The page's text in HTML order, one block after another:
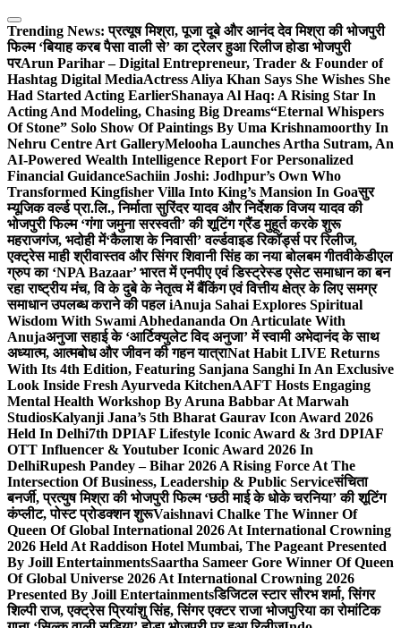
Skip
to
content
Trending News: प्रत्यूष मिश्रा, पूजा दूबे और आनंद देव मिश्रा की भोजपुरी
फिल्म ‘बियाह करब पैसा वाली से’ का ट्रेलर हुआ रिलीज होडा भोजपुरी
परArun Parihar – Digital Entrepreneur, Trader & Founder of
Hashtag Digital MediaActress Aliya Khan Says She Wishes She
Had Started Acting EarlierShanaya Al Haq: A Rising Star In
Acting And Modeling, Chasing Big Dreams“Eternal Whispers
Of Stone” Solo Show Of Paintings By Uma Krishnamoorthy In
Nehru Centre Art GalleryMelooha Launches Artha Sutram, An
AI-Powered Wealth Intelligence Report For Personalized
Financial GuidanceSachiin Joshi: Jodhpur’s Own Who
Transformed Kingfisher Villa Into King’s Mansion In Goaसुर
म्यूजिक वर्ल्ड प्रा.लि., निर्माता सुरिंदर यादव और निर्देशक विजय यादव की
भोजपुरी फिल्म ‘गंगा जमुना सरस्वती’ की शूटिंग ग्रैंड मुहूर्त करके शुरू
महराजगंज, भदोही में‘कैलाश के निवासी’ वर्ल्डवाइड रिकॉर्ड्स पर रिलीज,
एक्ट्रेस माही श्रीवास्तव और सिंगर शिवानी सिंह का नया बोलबम गीतवीकेडीएल
ग्रुप का ‘NPA Bazaar’ भारत में एनपीए एवं डिस्ट्रेस्ड एसेट समाधान का बन
रहा राष्ट्रीय मंच, वि के दुबे के नेतृत्व में बैंकिंग एवं वित्तीय क्षेत्र के लिए समग्र
समाधान उपलब्ध कराने की पहल iAnuja Sahai Explores Spiritual
Wisdom With Swami Abhedananda On Articulate With
Anujaअनुजा सहाई के ‘आर्टिक्युलेट विद अनुजा’ में स्वामी अभेदानंद के साथ
अध्यात्म, आत्मबोध और जीवन की गहन यात्राNat Habit LIVE Returns
With Its 4th Edition, Featuring Sanjana Sanghi In An Exclusive
Look Inside Fresh Ayurveda KitchenAAFT Hosts Engaging
Mental Health Workshop By Aruna Babbar At Marwah
StudiosKalyanji Jana’s 5th Bharat Gaurav Icon Award 2026
Held In Delhi7th DPIAF Lifestyle Iconic Award & 3rd DPIAF
OTT Influencer & Youtuber Iconic Award 2026 In
DelhiRupesh Pandey – Bihar 2026 A Rising Force At The
Intersection Of Business, Leadership & Public Serviceसंचिता
बनर्जी, प्रत्युष मिश्रा की भोजपुरी फिल्म ‘छठी माई के धोके चरनिया’ की शूटिंग
कंप्लीट, पोस्ट प्रोडक्शन शुरूVaishnavi Chalke The Winner Of
Queen Of Global International 2026 At International Crowning
2026 Held At Raddison Hotel Mumbai, The Pageant Presented
By Joill EntertainmentsSaartha Sameer Gore Winner Of Queen
Of Global Universe 2026 At International Crowning 2026
Presented By Joill Entertainmentsडिजिटल स्टार सौरभ शर्मा, सिंगर
शिल्पी राज, एक्ट्रेस प्रियांशु सिंह, सिंगर एक्टर राजा भोजपुरिया का रोमांटिक